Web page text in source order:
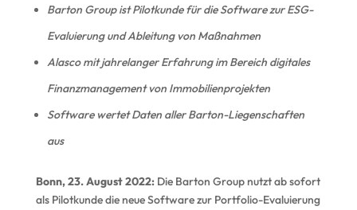
Barton Group ist Pilotkunde für die Software zur ESG-
Evaluierung und Ableitung von Maßnahmen
Alasco mit jahrelanger Erfahrung im Bereich digitales
Finanzmanagement von Immobilienprojekten
Software wertet Daten aller Barton-Liegenschaften
aus
Bonn, 23. August 2022: Die Barton Group nutzt ab sofort
als Pilotkunde die neue Software zur Portfolio-Evaluierung